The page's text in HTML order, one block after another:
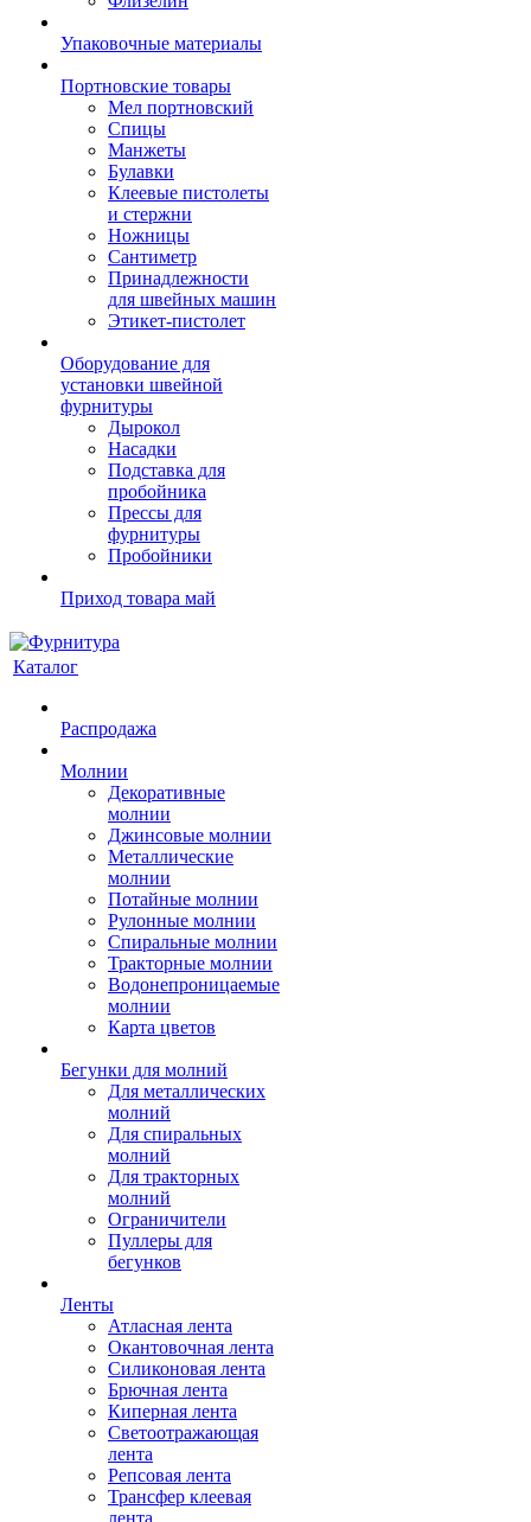
Упаковочные материалы
Портновские товары
Мел портновский
Спицы
Манжеты
Булавки
Клеевые пистолеты
и стержни
Ножницы
Сантиметр
Принадлежности
для швейных машин
Этикет-пистолет
Оборудование для
установки швейной
фурнитуры
Дырокол
Насадки
Подставка для
пробойника
Прессы для
фурнитуры
Пробойники
Приход товара май
Каталог
Распродажа
Молнии
Декоративные
молнии
Джинсовые молнии
Металлические
молнии
Потайные молнии
Рулонные молнии
Спиральные молнии
Тракторные молнии
Водонепроницаемые
молнии
Карта цветов
Бегунки для молний
Для металлических
молний
Для спиральных
молний
Для тракторных
молний
Ограничители
Пуллеры для
бегунков
Ленты
Атласная лента
Окантовочная лента
Силиконовая лента
Брючная лента
Киперная лента
Светоотражающая
лента
Репсовая лента
Трансфер клеевая
лента